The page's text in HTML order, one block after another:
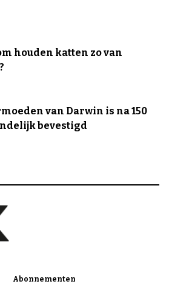
houden katten zo van
van Darwin is na 150
bevestigd
Abonnementen